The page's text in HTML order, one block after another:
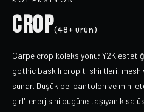
CROP(48+ ürün)
Carpe crop koleksiyonu; Y2K
gothic baskılı crop t-shirtleri,
sunar. Düşük bel pantolon ve mini
girl" enerjisini bugüne taşıyan kısa